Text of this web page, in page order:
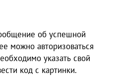
об успешной
можно авторизоваться
указать свой
код с картинки.